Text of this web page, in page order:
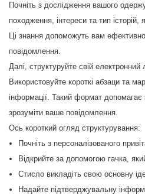
Почніть з дослідження вашого
походження, інтереси та тип історій,
Ці знання допоможуть вам
повідомлення.
Далі, структуруйте свій
Використовуйте короткі абзаци та
інформації. Такий формат
зрозуміти ваше повідомлення.
Ось короткий огляд структурування:
Почніть з персоналізованого
Відкрийте за допомогою гачка,
Стисло викладіть свою основну
Надайте підтверджувальну